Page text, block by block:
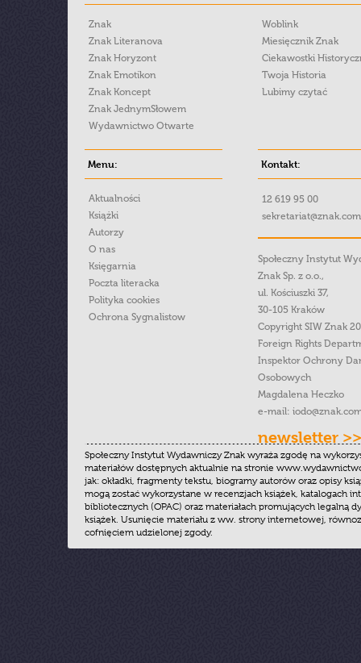
Znak
Znak Literanova
Znak Horyzont
Znak Emotikon
Znak Koncept
Znak JednymSłowem
Wydawnictwo Otwarte
Woblink
Miesięcznik Znak
Ciekawostki
Twoja Historia
Lubimy czytać
Menu:
Aktualności
Książki
Autorzy
O nas
Księgarnia
Poczta literacka
Polityka cookies
Ochrona Sygnalistow
Kontakt:
12 619 95 00
Społeczny Instytut
Znak Sp. z o.o.,
ul. Kościuszki 37,
30-105 Kraków
Copyright SIW Znak
Foreign Rights
Inspektor Ochrony
Osobowych
Magdalena Heczko
e-mail:
newsletter >>
Społeczny Instytut Wydawniczy Znak wyraża zgodę na
materiałów dostępnych aktualnie na stronie
jak: okładki, fragmenty tekstu, biogramy autorów oraz opisy
mogą zostać wykorzystane w recenzjach książek, katalogach
bibliotecznych (OPAC) oraz materiałach promujących legalną
książek. Usunięcie materiału z ww. strony internetowej,
cofnięciem udzielonej zgody.